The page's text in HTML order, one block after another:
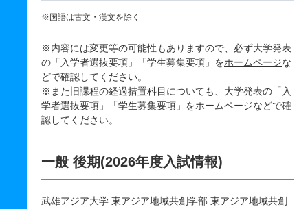
※国語は古文・漢文を除く
※内容には変更等の可能性もありますので、必ず大学発表
の「入学者選抜要項」「学生募集要項」をホームページな
どで確認してください。
※また旧課程の経過措置科目についても、大学発表の「入
学者選抜要項」「学生募集要項」をホームページなどで確
認してください。
一般 後期(2026年度入試情報)
武雄アジア大学 東アジア地域共創学部 東アジア地域共創